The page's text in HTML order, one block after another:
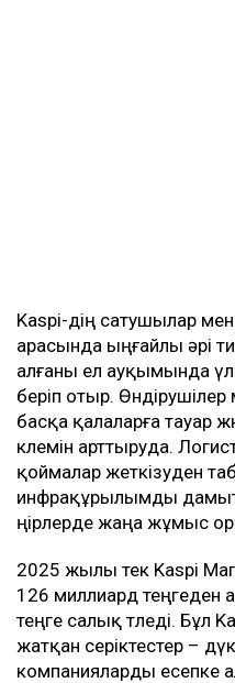
Kaspi-дің сатушылар
арасында ыңғайлы әрі
алғаны ел ауқымында
беріп отыр.
басқа қалаларға тауар
көлемін арттыруда.
қоймалар жеткізуден
инфрақұрылымды
өңірлерде жаңа жұмыс
2025 жылы тек Kaspi
126 миллиард теңгеден
теңге салық төледі. Бұл
жатқан серіктестер –
компанияларды есепке